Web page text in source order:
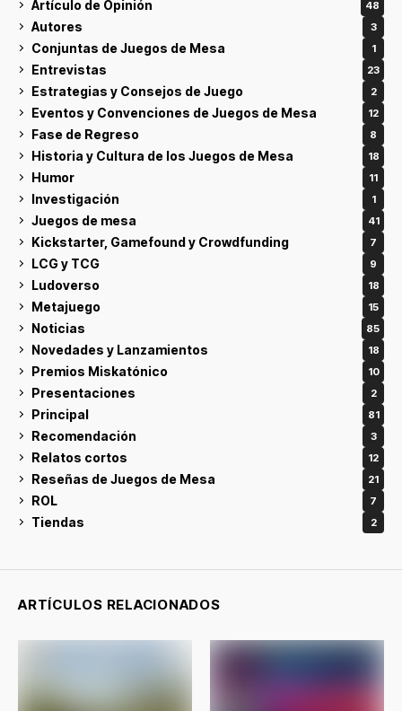
Artículo de Opinión 48
Autores 3
Conjuntas de Juegos de Mesa 1
Entrevistas 23
Estrategias y Consejos de Juego 2
Eventos y Convenciones de Juegos de Mesa 12
Fase de Regreso 8
Historia y Cultura de los Juegos de Mesa 18
Humor 11
Investigación 1
Juegos de mesa 41
Kickstarter, Gamefound y Crowdfunding 7
LCG y TCG 9
Ludoverso 18
Metajuego 15
Noticias 85
Novedades y Lanzamientos 18
Premios Miskatónico 10
Presentaciones 2
Principal 81
Recomendación 3
Relatos cortos 12
Reseñas de Juegos de Mesa 21
ROL 7
Tiendas 2
ARTÍCULOS RELACIONADOS